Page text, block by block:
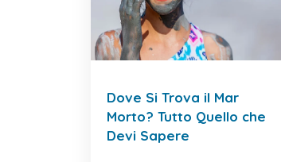
Dove Si Trova il Mar
Morto? Tutto Quello che
Devi Sapere